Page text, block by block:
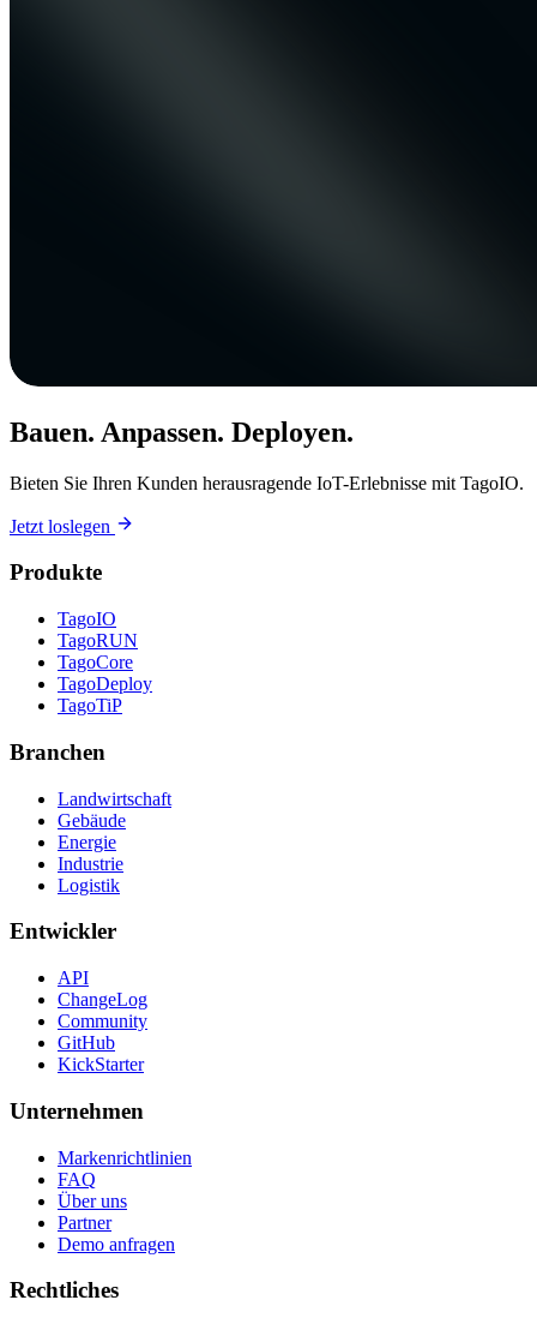
Bauen. Anpassen. Deployen.
Bieten Sie Ihren Kunden herausragende IoT-Erlebnisse mit TagoIO.
Jetzt loslegen
Produkte
TagoIO
TagoRUN
TagoCore
TagoDeploy
TagoTiP
Branchen
Landwirtschaft
Gebäude
Energie
Industrie
Logistik
Entwickler
API
ChangeLog
Community
GitHub
KickStarter
Unternehmen
Markenrichtlinien
FAQ
Über uns
Partner
Demo anfragen
Rechtliches